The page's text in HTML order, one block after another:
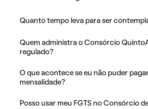
Quanto tempo leva para ser
Quem administra o Consórcio
regulado?
O que acontece se eu não puder
mensalidade?
Posso usar meu FGTS no Consórcio